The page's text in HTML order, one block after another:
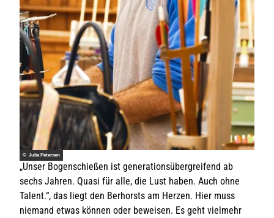
© Julia Petersen
„Unser Bogenschießen ist generationsübergreifend ab
sechs Jahren. Quasi für alle, die Lust haben. Auch ohne
Talent.“, das liegt den Berhorsts am Herzen. Hier muss
niemand etwas können oder beweisen. Es geht vielmehr